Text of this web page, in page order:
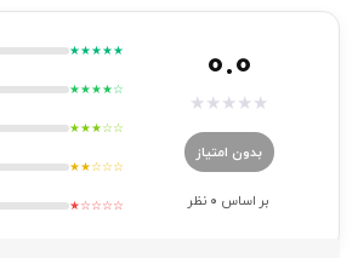
0.0
★
★
★
★
★
بدون امتیاز
بر اساس 0 نظر
★★★★★
★★★★☆
★★★☆☆
★★☆☆☆
★☆☆☆☆